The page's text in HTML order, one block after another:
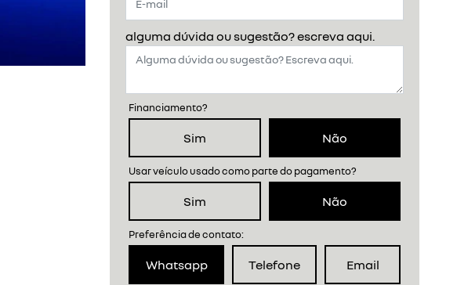
alguma dúvida ou sugestão? escreva aqui.
Financiamento?
Sim Não
Usar veículo usado como parte do pagamento?
Sim Não
Preferência de contato:
Whatsapp Telefone Email